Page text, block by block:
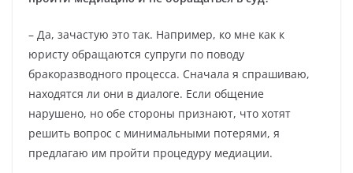
– Да, зачастую это так. Например, ко мне как к
юристу обращаются супруги по поводу
бракоразводного процесса. Сначала я спрашиваю,
находятся ли они в диалоге. Если общение
нарушено, но обе стороны признают, что хотят
решить вопрос с минимальными потерями, я
предлагаю им пройти процедуру медиации.